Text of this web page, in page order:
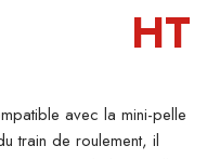
HT
avec la mini-pelle
train de roulement, il